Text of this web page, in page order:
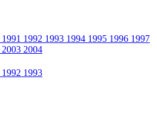
1991 1992 1993 1994 1995 1996 1997
2003 2004
1992 1993